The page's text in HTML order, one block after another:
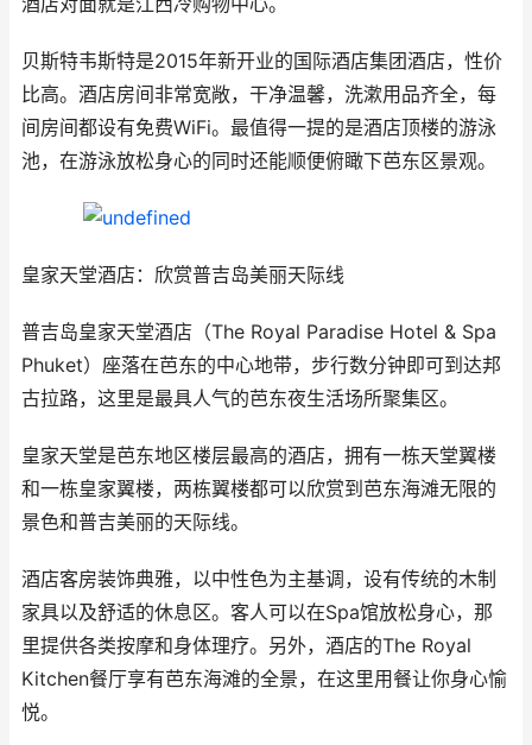
贝斯特韦斯特是2015年新开业的国际酒店集团酒店，性价
比高。酒店房间非常宽敞，干净温馨，洗漱用品齐全，每
间房间都设有免费WiFi。最值得一提的是酒店顶楼的游泳
池，在游泳放松身心的同时还能顺便俯瞰下芭东区景观。
皇家天堂酒店：欣赏普吉岛美丽天际线
普吉岛皇家天堂酒店（The Royal Paradise Hotel & Spa
Phuket）座落在芭东的中心地带，步行数分钟即可到达邦
古拉路，这里是最具人气的芭东夜生活场所聚集区。
皇家天堂是芭东地区楼层最高的酒店，拥有一栋天堂翼楼
和一栋皇家翼楼，两栋翼楼都可以欣赏到芭东海滩无限的
景色和普吉美丽的天际线。
酒店客房装饰典雅，以中性色为主基调，设有传统的木制
家具以及舒适的休息区。客人可以在Spa馆放松身心，那
里提供各类按摩和身体理疗。另外，酒店的The Royal
Kitchen餐厅享有芭东海滩的全景，在这里用餐让你身心愉
悦。